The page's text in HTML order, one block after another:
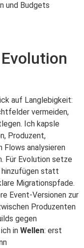
und Budgets
auf Langlebigkeit:
vermeiden,
Ich kapsle
Produzent,
Flows analysieren
Für Evolution setze
hinzufügen statt
Migrationspfade.
Event‑Versionen zur
Produzenten
gegen
in Wellen: erst